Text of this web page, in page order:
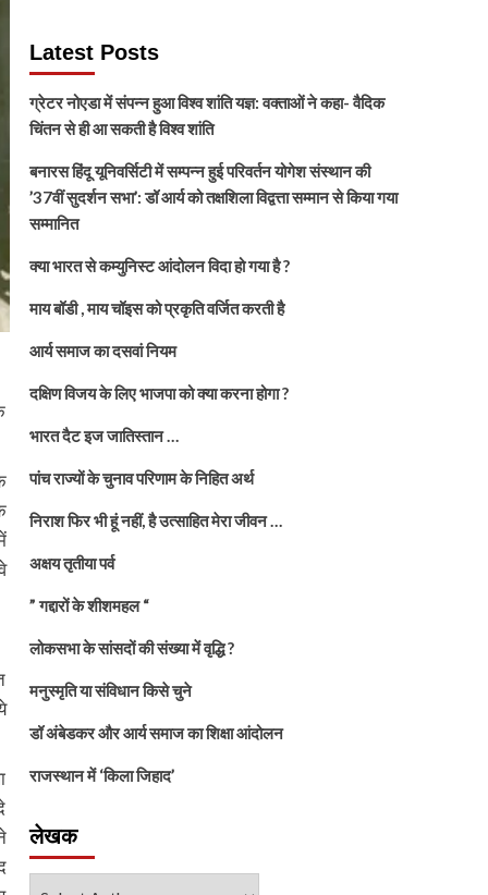
Latest Posts
ग्रेटर नोएडा में संपन्न हुआ विश्व शांति यज्ञ: वक्ताओं ने कहा- वैदिक
चिंतन से ही आ सकती है विश्व शांति
बनारस हिंदू यूनिवर्सिटी में सम्पन्न हुई परिवर्तन योगेश संस्थान की
’37वीं सुदर्शन सभा’: डॉ आर्य को तक्षशिला विद्वत्ता सम्मान से किया गया
सम्मानित
क्या भारत से कम्युनिस्ट आंदोलन विदा हो गया है ?
माय बॉडी , माय चॉइस को प्रकृति वर्जित करती है
आर्य समाज का दसवां नियम
दक्षिण विजय के लिए भाजपा को क्या करना होगा ?
भारत दैट इज जातिस्तान …
पांच राज्यों के चुनाव परिणाम के निहित अर्थ
निराश फिर भी हूं नहीं, है उत्साहित मेरा जीवन …
अक्षय तृतीया पर्व
” गद्दारों के शीशमहल “
लोकसभा के सांसदों की संख्या में वृद्धि ?
मनुस्मृति या संविधान किसे चुने
डॉ अंबेडकर और आर्य समाज का शिक्षा आंदोलन
राजस्थान में ‘किला जिहाद’
लेखक